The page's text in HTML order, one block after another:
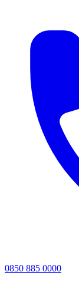
0850 885 0000